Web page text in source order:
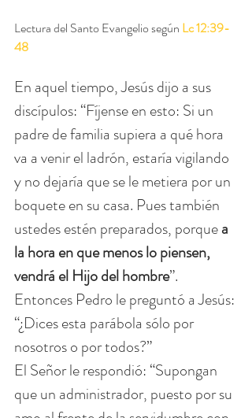
Lectura del Santo Evangelio según Lc 12:39-
48
En aquel tiempo, Jesús dijo a sus
discípulos: “Fíjense en esto: Si un
padre de familia supiera a qué hora
va a venir el ladrón, estaría vigilando
y no dejaría que se le metiera por un
boquete en su casa. Pues también
ustedes estén preparados, porque a
la hora en que menos lo piensen,
vendrá el Hijo del hombre”.
Entonces Pedro le preguntó a Jesús:
“¿Dices esta parábola sólo por
nosotros o por todos?”
El Señor le respondió: “Supongan
que un administrador, puesto por su